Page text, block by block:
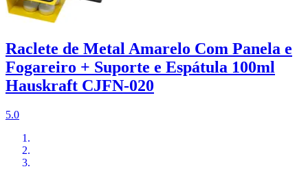
Raclete de Metal Amarelo Com Panela e
Fogareiro + Suporte e Espátula 100ml
Hauskraft CJFN-020
5.0